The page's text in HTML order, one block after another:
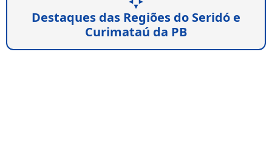
Destaques das Regiões do Seridó e
Curimataú da PB